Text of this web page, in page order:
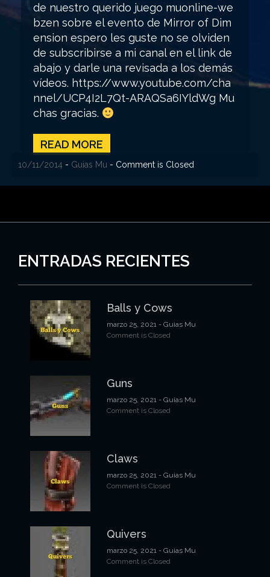
10/11/2014 - Guias Mu - Comment is Closed
de nuestro querido juego muonline-we
bzen sobre el evento de Mirror of Dim
ension espero les guste no se olviden
de subscribirse a mi canal en el link de
abajo y darle una revisada a los demás
vídeos. https://www.youtube.com/cha
nnel/UCP4I2L7Qt-ARAQSa6IYldWg Mu
chas gracias.
READ MORE
ENTRADAS RECIENTES
Balls y Cows
marzo 25, 2021 - Guias Mu
Comment is Closed
Guns
marzo 25, 2021 - Guias Mu
Comment is Closed
Claws
marzo 25, 2021 - Guias Mu
Comment is Closed
Quivers
marzo 25, 2021 - Guias Mu
Comment is Closed